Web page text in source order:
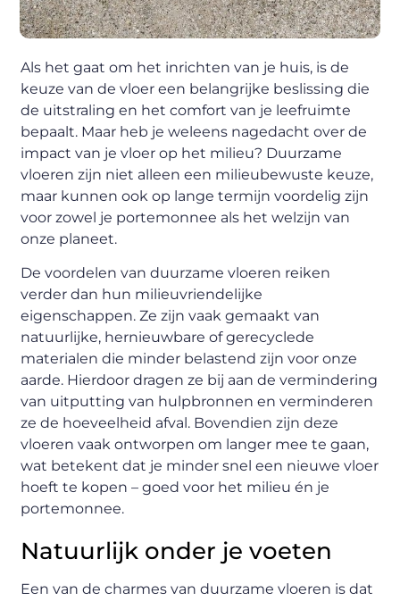
Als het gaat om het inrichten van je huis, is de
keuze van de vloer een belangrijke beslissing die
de uitstraling en het comfort van je leefruimte
bepaalt. Maar heb je weleens nagedacht over de
impact van je vloer op het milieu? Duurzame
vloeren zijn niet alleen een milieubewuste keuze,
maar kunnen ook op lange termijn voordelig zijn
voor zowel je portemonnee als het welzijn van
onze planeet.
De voordelen van duurzame vloeren reiken
verder dan hun milieuvriendelijke
eigenschappen. Ze zijn vaak gemaakt van
natuurlijke, hernieuwbare of gerecyclede
materialen die minder belastend zijn voor onze
aarde. Hierdoor dragen ze bij aan de vermindering
van uitputting van hulpbronnen en verminderen
ze de hoeveelheid afval. Bovendien zijn deze
vloeren vaak ontworpen om langer mee te gaan,
wat betekent dat je minder snel een nieuwe vloer
hoeft te kopen – goed voor het milieu én je
portemonnee.
Natuurlijk onder je voeten
Een van de charmes van duurzame vloeren is dat